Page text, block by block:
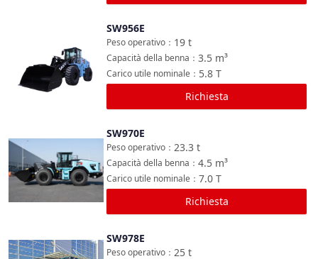
SW956E
19 t
Peso operativo ：
3.5 m³
Capacità della benna ：
5.8 T
Carico utile nominale ：
Richiesta
Confronta
SW970E
23.3 t
Peso operativo ：
4.5 m³
Capacità della benna ：
7.0 T
Carico utile nominale ：
Richiesta
Confronta
SW978E
25 t
Peso operativo ：